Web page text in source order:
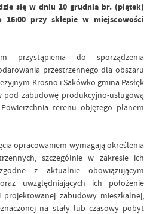
się w dniu 10 grudnia br. (piątek)
16:00 przy sklepie w miejscowości
przystąpienia do sporządzenia
przestrzennego dla obszaru
Krosno i Sakówko gmina Pasłęk
zabudowę produkcyjno-usługową
terenu objętego planem
opracowaniem wymagają określenia
szczególnie w zakresie ich
z aktualnie obowiązującym
uwzględniających ich położenie
zabudowy mieszkalnej,
na stały lub czasowy pobyt